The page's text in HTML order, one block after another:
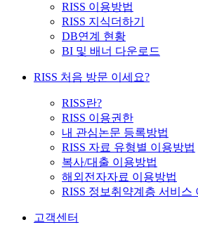
RISS 이용방법
RISS 지식더하기
DB연계 현황
BI 및 배너 다운로드
RISS 처음 방문 이세요?
RISS란?
RISS 이용권한
내 관심논문 등록방법
RISS 자료 유형별 이용방법
복사/대출 이용방법
해외전자자료 이용방법
RISS 정보취약계층 서비스
고객센터